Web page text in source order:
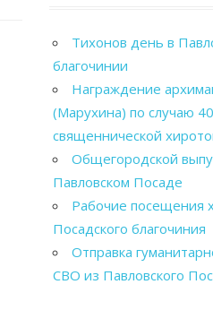
Тихонов день в
благочинии
Награждение
(Марухина) по случаю
священнической
Общегородской
Павловском Посаде
Рабочие посещения
Посадского благочиния
Отправка
СВО из Павловского